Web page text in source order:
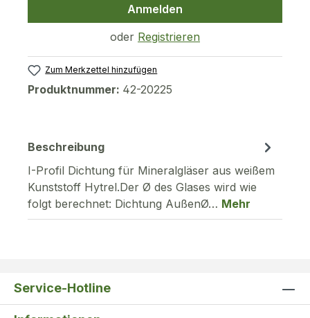
Anmelden
oder Registrieren
Zum Merkzettel hinzufügen
Produktnummer: 42-20225
Beschreibung
I-Profil Dichtung für Mineralgläser aus weißem
Kunststoff Hytrel.Der Ø des Glases wird wie
folgt berechnet: Dichtung AußenØ… Mehr
Service-Hotline